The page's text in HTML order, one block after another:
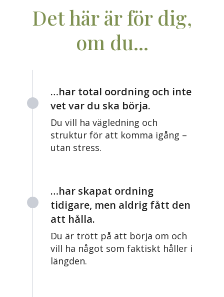
Det här är för dig,
om du...
…har total oordning och inte
vet var du ska börja.
Du vill ha vägledning och
struktur för att komma igång –
utan stress.
…har skapat ordning
tidigare, men aldrig fått den
att hålla.
Du är trött på att börja om och
vill ha något som faktiskt håller i
längden.